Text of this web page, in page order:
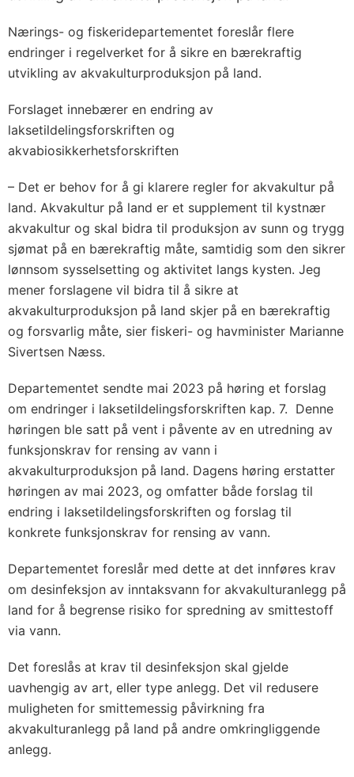
Nærings- og fiskeridepartementet foreslår flere
endringer i regelverket for å sikre en bærekraftig
utvikling av akvakulturproduksjon på land.
Forslaget innebærer en endring av
laksetildelingsforskriften og
akvabiosikkerhetsforskriften
– Det er behov for å gi klarere regler for akvakultur på
land. Akvakultur på land er et supplement til kystnær
akvakultur og skal bidra til produksjon av sunn og trygg
sjømat på en bærekraftig måte, samtidig som den sikrer
lønnsom sysselsetting og aktivitet langs kysten. Jeg
mener forslagene vil bidra til å sikre at
akvakulturproduksjon på land skjer på en bærekraftig
og forsvarlig måte, sier fiskeri- og havminister Marianne
Sivertsen Næss.
Departementet sendte mai 2023 på høring et forslag
om endringer i laksetildelingsforskriften kap. 7. Denne
høringen ble satt på vent i påvente av en utredning av
funksjonskrav for rensing av vann i
akvakulturproduksjon på land. Dagens høring erstatter
høringen av mai 2023, og omfatter både forslag til
endring i laksetildelingsforskriften og forslag til
konkrete funksjonskrav for rensing av vann.
Departementet foreslår med dette at det innføres krav
om desinfeksjon av inntaksvann for akvakulturanlegg på
land for å begrense risiko for spredning av smittestoff
via vann.
Det foreslås at krav til desinfeksjon skal gjelde
uavhengig av art, eller type anlegg. Det vil redusere
muligheten for smittemessig påvirkning fra
akvakulturanlegg på land på andre omkringliggende
anlegg.